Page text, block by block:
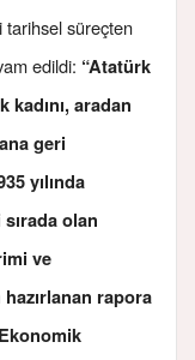
tarihsel süreçten
edildi: “Atatürk
aradan
geri
yılında
olan
ve
rapora